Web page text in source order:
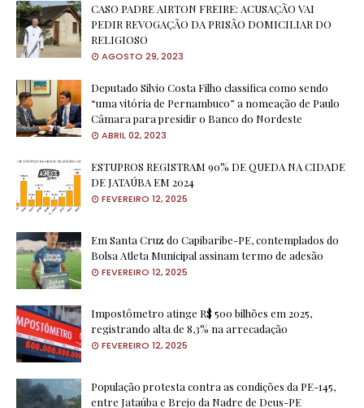
CASO PADRE AIRTON FREIRE: ACUSAÇÃO VAI
PEDIR REVOGAÇÃO DA PRISÃO DOMICILIAR DO
RELIGIOSO
AGOSTO 29, 2023
Deputado Silvio Costa Filho classifica como sendo
“uma vitória de Pernambuco” a nomeação de Paulo
Câmara para presidir o Banco do Nordeste
ABRIL 02, 2023
ESTUPROS REGISTRAM 90% DE QUEDA NA CIDADE
DE JATAÚBA EM 2024
FEVEREIRO 12, 2025
Em Santa Cruz do Capibaribe-PE, contemplados do
Bolsa Atleta Municipal assinam termo de adesão
FEVEREIRO 12, 2025
Impostômetro atinge R$ 500 bilhões em 2025,
registrando alta de 8,3% na arrecadação
FEVEREIRO 12, 2025
População protesta contra as condições da PE-145,
entre Jataúba e Brejo da Nadre de Deus-PE